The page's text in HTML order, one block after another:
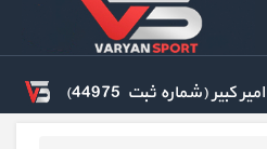
(شماره ثبت 44975)